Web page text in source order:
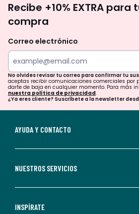
te
tu
tu
Recibe +10% EXTRA
compra
Correo electrónico
No olvides revisar tu correo para confirmar tu
aceptas recibir comunicaciones comerciales por
darte de baja en cualquier momento. Para más
nuestra política de privacidad.
¿Ya eres cliente? Suscríbete a la newsletter
AYUDA Y CONTACTO
NUESTROS SERVICIOS
INSPÍRATE